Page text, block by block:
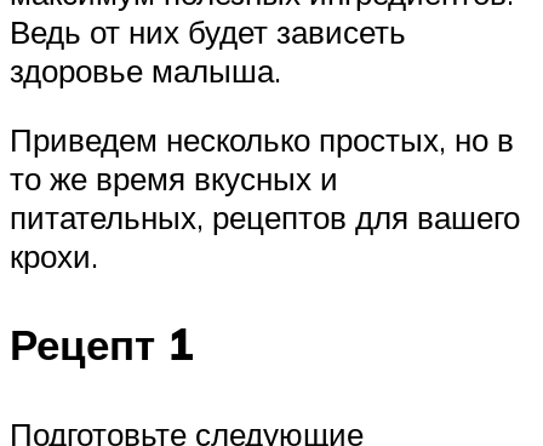
Ведь от них будет зависеть
здоровье малыша.
Приведем несколько простых, но в
то же время вкусных и
питательных, рецептов для вашего
крохи.
Рецепт 1
Подготовьте следующие